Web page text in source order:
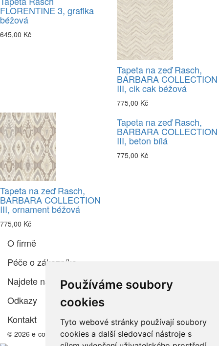
Používáme soubory
cookies
Tyto webové stránky používají soubory
cookies a další sledovací nástroje s
FLORENTINE 3, grafika
béžová
645,00 Kč
Tapeta na zeď Rasch,
BARBARA COLLECTION
III, cik cak béžová
775,00 Kč
Tapeta na zeď Rasch,
BARBARA COLLECTION
III, ornament béžová
775,00 Kč
Tapeta na zeď Rasch,
BARBARA COLLECTION
III, beton bílá
775,00 Kč
O firmě
Péče o zákazníka
Najdete nás
Odkazy
Kontakt
© 2026 e-color.cz